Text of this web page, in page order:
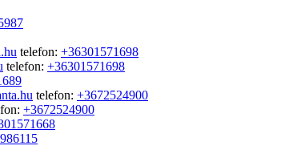
telefon: +36301571698
telefon: +36301571698
telefon: +3672524900
+3672524900